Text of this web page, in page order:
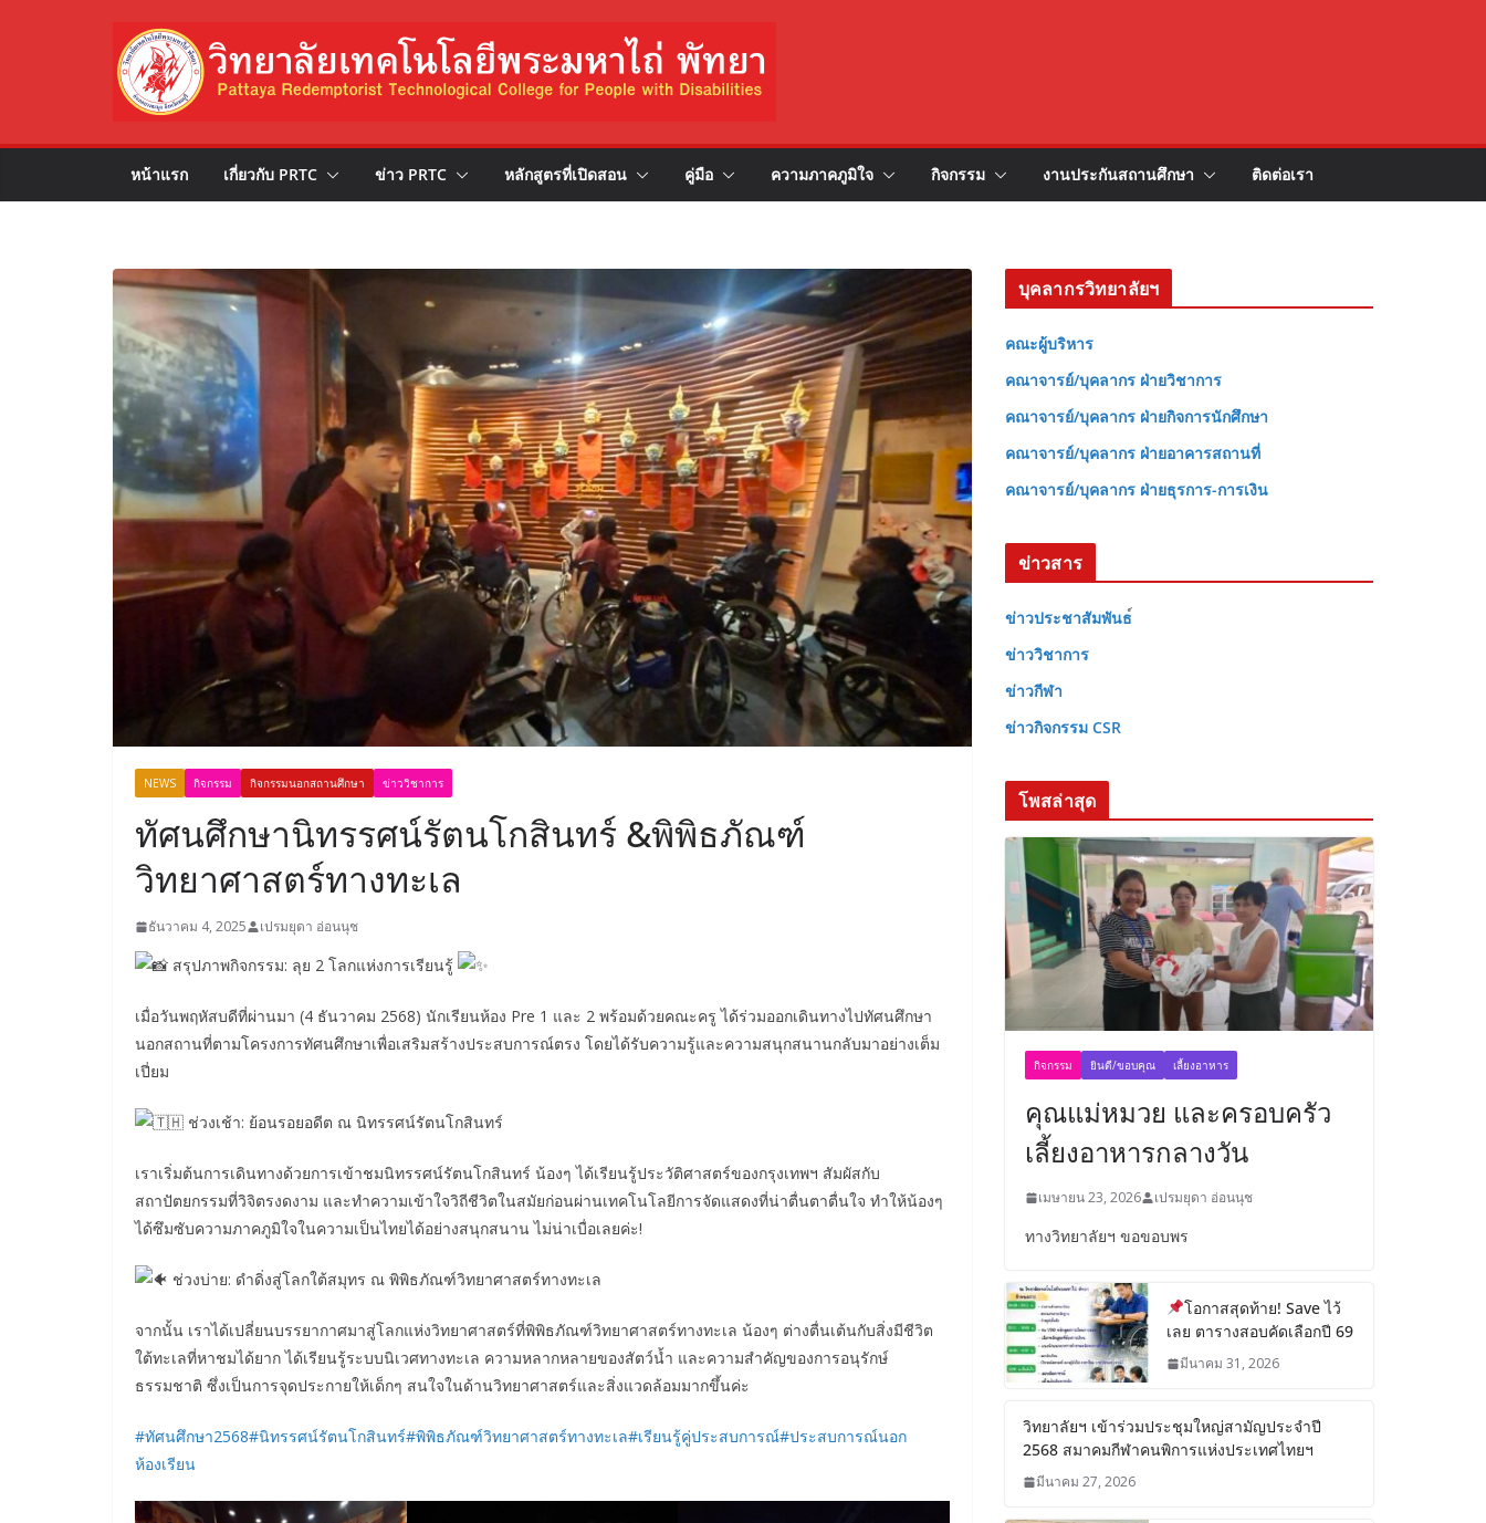
หน้าแรก เกี่ยวกับ PRTC ข่าว PRTC หลักสูตรที่เปิดสอน คู่มือ ความภาคภูมิใจ กิจกรรม งานประกันสถานศึกษา ติดต่อเรา
NEWS กิจกรรม กิจกรรมนอกสถานศึกษา ข่าววิชาการ
ทัศนศึกษานิทรรศน์รัตนโกสินทร์ &พิพิธภัณฑ์
วิทยาศาสตร์ทางทะเล
ธันวาคม 4, 2025 เปรมยุดา อ่อนนุช
สรุปภาพกิจกรรม: ลุย 2 โลกแห่งการเรียนรู้
เมื่อวันพฤหัสบดีที่ผ่านมา (4 ธันวาคม 2568) นักเรียนห้อง Pre 1 และ 2 พร้อมด้วยคณะครู ได้ร่วมออกเดินทางไปทัศนศึกษา
นอกสถานที่ตามโครงการทัศนศึกษาเพื่อเสริมสร้างประสบการณ์ตรง โดยได้รับความรู้และความสนุกสนานกลับมาอย่างเต็ม
เปี่ยม
ช่วงเช้า: ย้อนรอยอดีต ณ นิทรรศน์รัตนโกสินทร์
เราเริ่มต้นการเดินทางด้วยการเข้าชมนิทรรศน์รัตนโกสินทร์ น้องๆ ได้เรียนรู้ประวัติศาสตร์ของกรุงเทพฯ สัมผัสกับ
สถาปัตยกรรมที่วิจิตรงดงาม และทำความเข้าใจวิถีชีวิตในสมัยก่อนผ่านเทคโนโลยีการจัดแสดงที่น่าตื่นตาตื่นใจ ทำให้น้องๆ
ได้ซึมซับความภาคภูมิใจในความเป็นไทยได้อย่างสนุกสนาน ไม่น่าเบื่อเลยค่ะ!
ช่วงบ่าย: ดำดิ่งสู่โลกใต้สมุทร ณ พิพิธภัณฑ์วิทยาศาสตร์ทางทะเล
จากนั้น เราได้เปลี่ยนบรรยากาศมาสู่โลกแห่งวิทยาศาสตร์ที่พิพิธภัณฑ์วิทยาศาสตร์ทางทะเล น้องๆ ต่างตื่นเต้นกับสิ่งมีชีวิต
ใต้ทะเลที่หาชมได้ยาก ได้เรียนรู้ระบบนิเวศทางทะเล ความหลากหลายของสัตว์น้ำ และความสำคัญของการอนุรักษ์
ธรรมชาติ ซึ่งเป็นการจุดประกายให้เด็กๆ สนใจในด้านวิทยาศาสตร์และสิ่งแวดล้อมมากขึ้นค่ะ
#ทัศนศึกษา2568#นิทรรศน์รัตนโกสินทร์#พิพิธภัณฑ์วิทยาศาสตร์ทางทะเล#เรียนรู้คู่ประสบการณ์#ประสบการณ์นอก
ห้องเรียน
บุคลากรวิทยาลัยฯ
คณะผู้บริหาร
คณาจารย์/บุคลากร ฝ่ายวิชาการ
คณาจารย์/บุคลากร ฝ่ายกิจการนักศึกษา
คณาจารย์/บุคลากร ฝ่ายอาคารสถานที่
คณาจารย์/บุคลากร ฝ่ายธุรการ-การเงิน
ข่าวสาร
ข่าวประชาสัมพันธ
ข่าววิชาการ
ข่าวกีฬา
ข่าวกิจกรรม CSR
โพสล่าสุด
กิจกรรม ยินดี/ขอบคุณ เลี้ยงอาหาร
คุณแม่หมวย และครอบครัว
เลี้ยงอาหารกลางวัน
เมษายน 23, 2026 เปรมยุดา อ่อนนุช
ทางวิทยาลัยฯ ขอขอบพร
โอกาสสุดท้าย! Save ไว้
เลย ตารางสอบคัดเลือกปี 69
มีนาคม 31, 2026
วิทยาลัยฯ เข้าร่วมประชุมใหญ่สามัญประจำปี
2568 สมาคมกีฬาคนพิการแห่งประเทศไทยฯ
มีนาคม 27, 2026